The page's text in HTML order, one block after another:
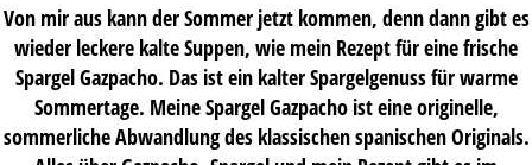
Von mir aus kann der Sommer jetzt kommen, denn dann gibt es
wieder leckere kalte Suppen, wie mein Rezept für eine frische
Spargel Gazpacho. Das ist ein kalter Spargelgenuss für warme
Sommertage. Meine Spargel Gazpacho ist eine originelle,
sommerliche Abwandlung des klassischen spanischen Originals.